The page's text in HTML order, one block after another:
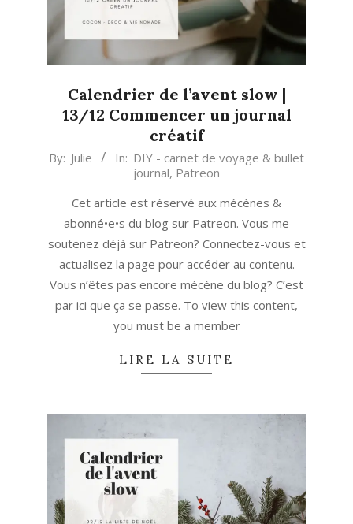
Calendrier de l’avent slow |
13/12 Commencer un journal
créatif
2019-
By: Julie In: DIY - carnet de voyage & bullet
journal, Patreon
Cet article est réservé aux mécènes &
abonné•e•s du blog sur Patreon. Vous me
soutenez déjà sur Patreon? Connectez-vous et
actualisez la page pour accéder au contenu.
Vous n’êtes pas encore mécène du blog? C’est
par ici que ça se passe. To view this content,
you must be a member
LIRE LA SUITE